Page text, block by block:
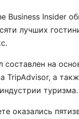
Business Insider
лучших
составлен на
TripAdvisor, а
туризма.
оказались